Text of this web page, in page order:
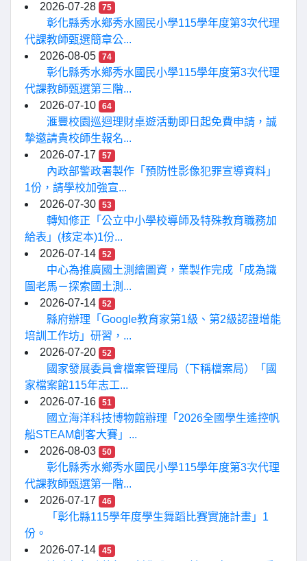
2026-07-28
75
彰化縣秀水鄉秀水國民小學115學年度第3次代理
代課教師甄選簡章公...
2026-08-05
74
彰化縣秀水鄉秀水國民小學115學年度第3次代理
代課教師甄選第三階...
2026-07-10
64
滙豐校園巡迴理財桌遊活動即日起免費申請，誠
摯邀請貴校師生報名...
2026-07-17
57
內政部警政署製作「預防性影像犯罪宣導資料」
1份，請學校加強宣...
2026-07-30
53
轉知修正「公立中小學校導師及特殊教育職務加
給表」(核定本)1份...
2026-07-14
52
中心為推廣國土測繪圖資，業製作完成「成為識
圖老馬－探索國土測...
2026-07-14
52
縣府辦理「Google教育家第1級、第2級認證增能
培訓工作坊」研習，...
2026-07-20
52
國家發展委員會檔案管理局（下稱檔案局）「國
家檔案館115年志工...
2026-07-16
51
國立海洋科技博物館辦理「2026全國學生遙控帆
船STEAM創客大賽」...
2026-08-03
50
彰化縣秀水鄉秀水國民小學115學年度第3次代理
代課教師甄選第一階...
2026-07-17
46
「彰化縣115學年度學生舞蹈比賽實施計畫」1
份。
2026-07-14
45